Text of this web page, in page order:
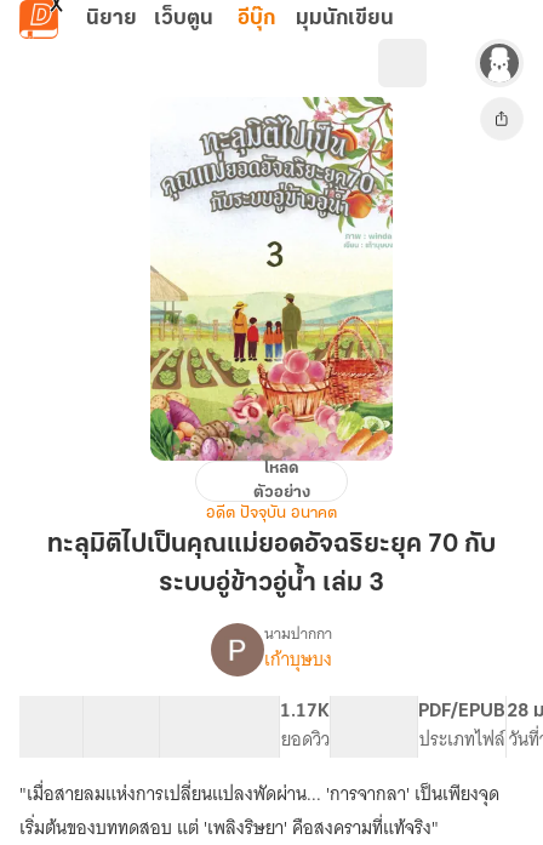
ข้ามไปยังเนื้อหาหลัก
นิยาย เว็บตูน อีบุ๊ก มุมนักเขียน
ไป
คุณ
กับ
ระบบ
อู่
โหลด
ตัวอย่าง
อดีต ปัจจุบัน อนาคต
ทะลุมิติไปเป็นคุณแม่ยอดอัจฉริยะยุค 70 กับ
ระบบอู่ข้าวอู่น้ำ เล่ม 3
เรื่อง
ทะลุ
มิติ
ไป
เป็น
คุณ
แม่
ยอด
นามปากกา
เก้าบุษบง
1.17K
ยอดวิว
PDF/EPUB
ประเภทไฟล์
28
วันที่
"เมื่อสายลมแห่งการเปลี่ยนแปลงพัดผ่าน... 'การจากลา' เป็นเพียงจุด
เริ่มต้นของบททดสอบ แต่ 'เพลิงริษยา' คือสงครามที่แท้จริง"